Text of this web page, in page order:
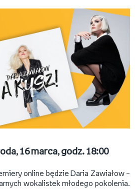
16 marca, godz. 18:00
online będzie Daria Zawiałow –
wokalistek młodego pokolenia.